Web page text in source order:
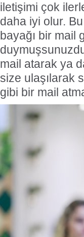
iletişimi çok
daha iyi olur. Bu
bayağı bir mail
mail atarak ya
size ulaşılarak
gibi bir mail